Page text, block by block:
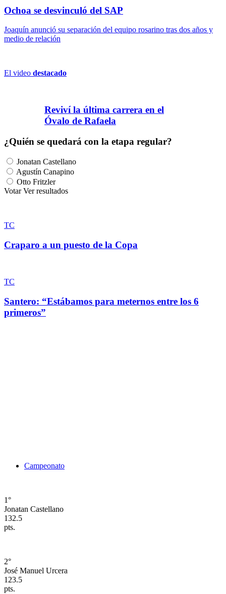
Ochoa se desvinculó del SAP
Joaquín anunció su separación del equipo rosarino tras dos años y
medio de relación
El video destacado
Reviví la última carrera en el
Óvalo de Rafaela
¿Quién se quedará con la etapa regular?
Jonatan Castellano
Agustín Canapino
Otto Fritzler
Votar Ver resultados
TC
Craparo a un puesto de la Copa
TC
Santero: “Estábamos para meternos entre los 6
primeros”
Campeonato
1°
Jonatan Castellano
132.5
pts.
2°
José Manuel Urcera
123.5
pts.